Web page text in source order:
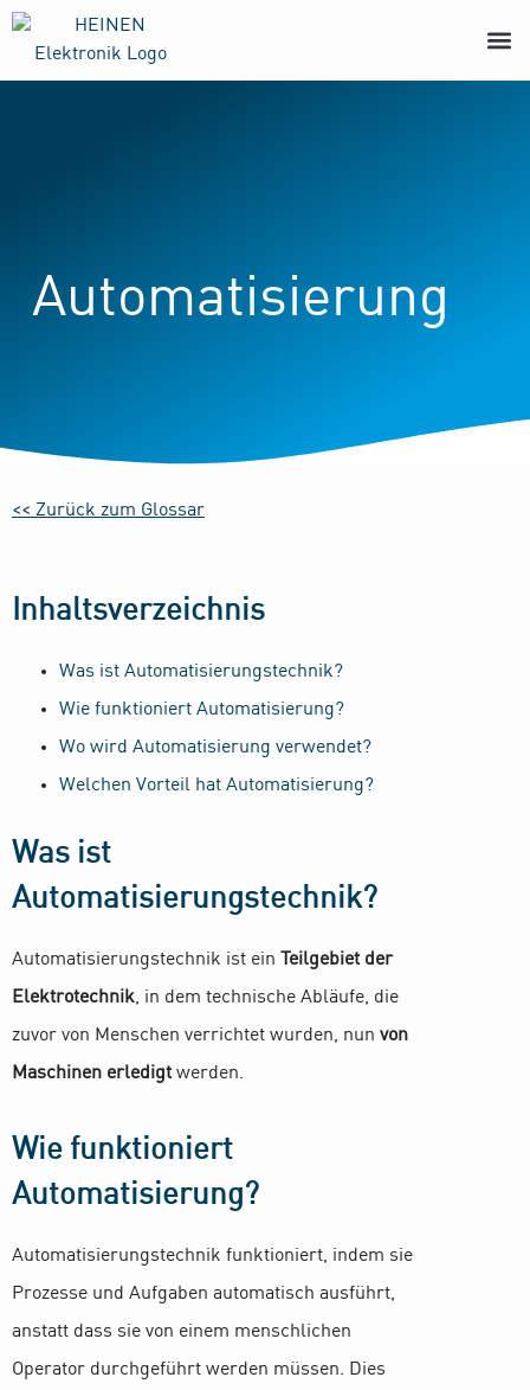
Automatisierung
<< Zurück zum Glossar
Inhaltsverzeichnis
Was ist Automatisierungstechnik?
Wie funktioniert Automatisierung?
Wo wird Automatisierung verwendet?
Welchen Vorteil hat Automatisierung?
Was ist
Automatisierungstechnik?
Automatisierungstechnik ist ein
Teilgebiet der
Elektrotechnik, in dem technische Abläufe, die
zuvor von Menschen verrichtet wurden, nun von
Maschinen erledigtwerden.
Wie funktioniert
Automatisierung?
Automatisierungstechnik funktioniert, indem sie
Prozesse und Aufgaben automatisch ausführt,
anstatt dass sie von einem menschlichen
Operator durchgeführt werden müssen. Dies